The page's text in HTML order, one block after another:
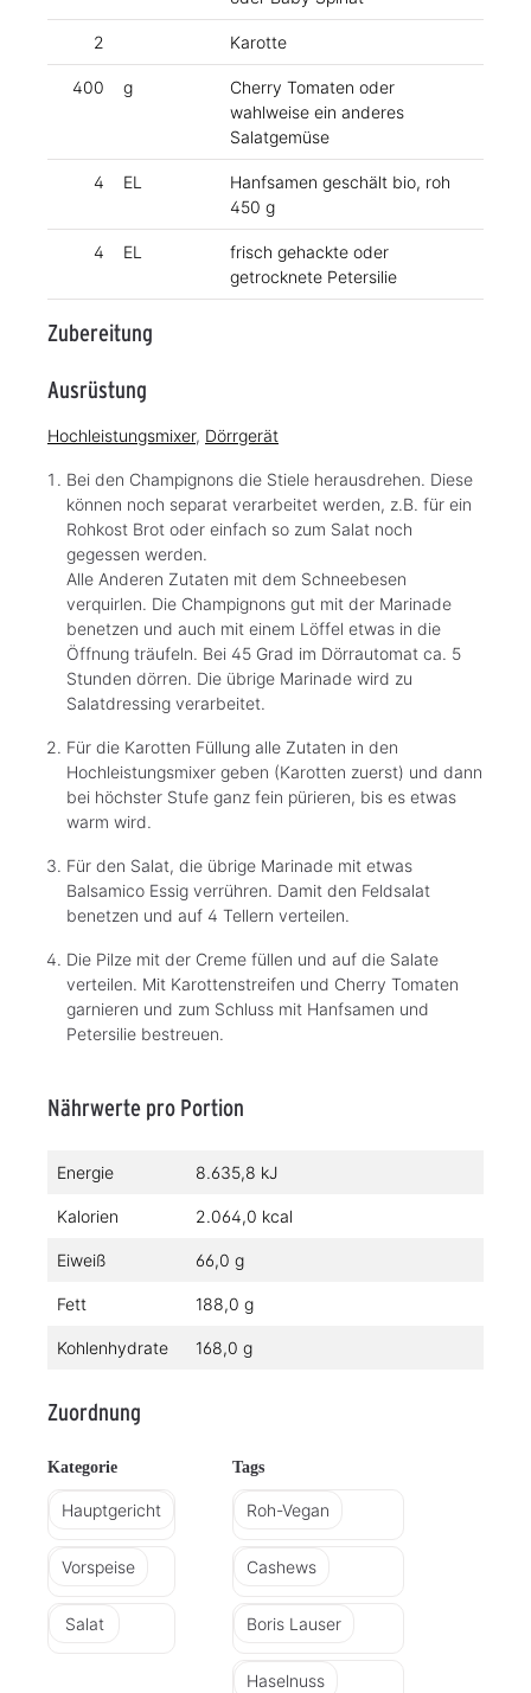
2 Karotte
400 g
Cherry Tomaten oder
wahlweise ein anderes
Salatgemüse
4 EL
Hanfsamen geschält bio, roh
450 g
4 EL
frisch gehackte oder
getrocknete Petersilie
Zubereitung
Ausrüstung
Hochleistungsmixer, Dörrgerät
Bei den Champignons die Stiele herausdrehen. Diese
können noch separat verarbeitet werden, z.B. für ein
Rohkost Brot oder einfach so zum Salat noch
gegessen werden.
Alle Anderen Zutaten mit dem Schneebesen
verquirlen. Die Champignons gut mit der Marinade
benetzen und auch mit einem Löffel etwas in die
Öffnung träufeln. Bei 45 Grad im Dörrautomat ca. 5
Stunden dörren. Die übrige Marinade wird zu
Salatdressing verarbeitet.
Für die Karotten Füllung alle Zutaten in den
Hochleistungsmixer geben (Karotten zuerst) und dann
bei höchster Stufe ganz fein pürieren, bis es etwas
warm wird.
Für den Salat, die übrige Marinade mit etwas
Balsamico Essig verrühren. Damit den Feldsalat
benetzen und auf 4 Tellern verteilen.
Die Pilze mit der Creme füllen und auf die Salate
verteilen. Mit Karottenstreifen und Cherry Tomaten
garnieren und zum Schluss mit Hanfsamen und
Petersilie bestreuen.
Nährwerte pro Portion
Energie 8.635,8 kJ
Kalorien 2.064,0 kcal
Eiweiß 66,0 g
Fett 188,0 g
Kohlenhydrate 168,0 g
Zuordnung
Kategorie
Hauptgericht
Vorspeise
Salat
Tags
Roh-Vegan
Cashews
Boris Lauser
Haselnuss